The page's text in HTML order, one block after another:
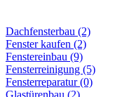
Dachfensterbau (2)
Fenster kaufen (2)
Fenstereinbau (9)
Fensterreinigung (5)
Fensterreparatur (0)
Glastürenbau (2)